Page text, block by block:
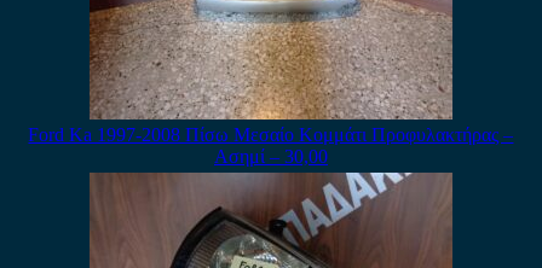
Ford Ka 1997-2008 Πίσω Μεσαίο Κομμάτι Προφυλακτήρας –
Ασημί – 30,00